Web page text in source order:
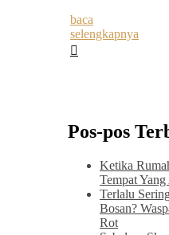
baca
selengkapnya
Pos-pos
Ketika
Tempat
Terlalu
Bosan?
Rot